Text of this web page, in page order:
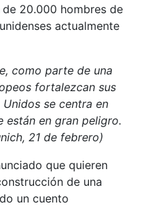
20.000 hombres de
actualmente
como parte de una
fortalezcan sus
se centra en
están en gran peligro.
21 de febrero)
que quieren
de una
un cuento